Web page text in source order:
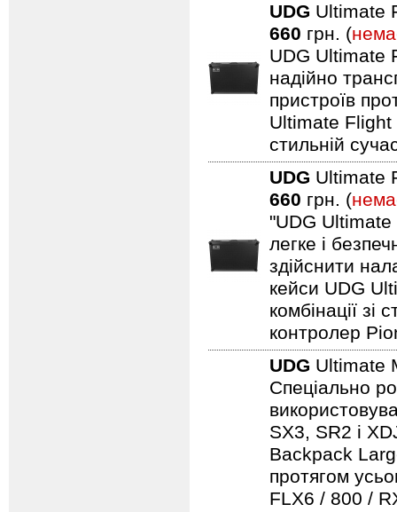
UDG Ultimate
660 грн. (
UDG Ultimate
надійно
пристроїв
Ultimate Flight
стильній
UDG Ultimate
660 грн. (
"UDG
легке і
здійснити
кейси UDG
комбінації
контролер
UDG Ultimate
Спеціально
SX3, SR2 і
Backpack
протягом
FLX6 / 800 /